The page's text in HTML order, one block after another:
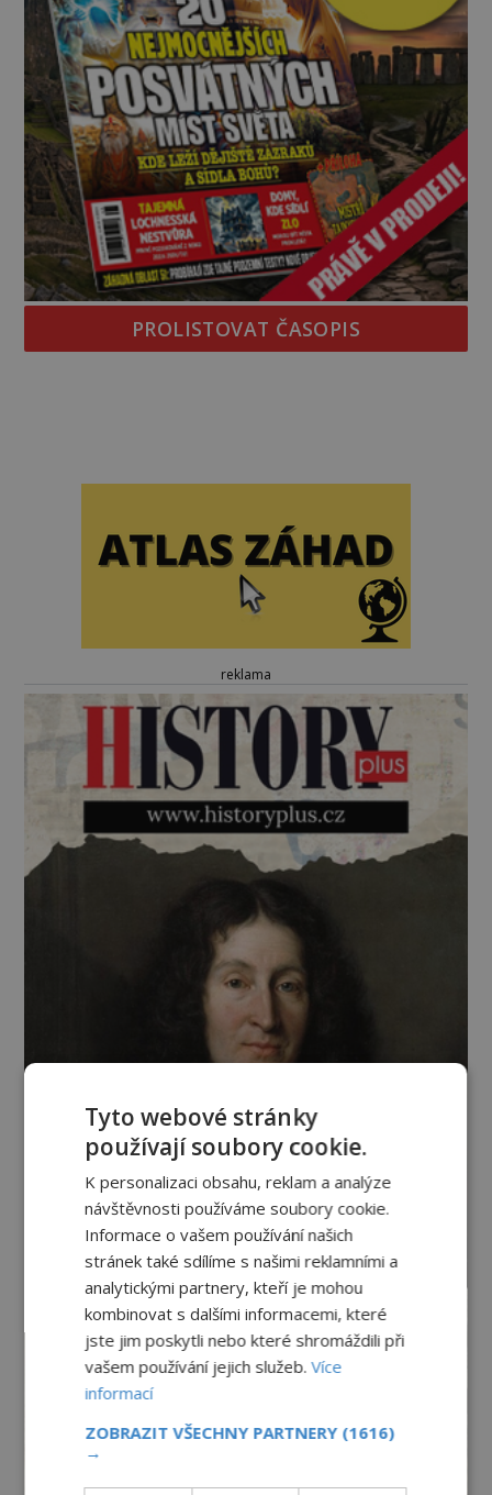
PROLISTOVAT ČASOPIS
reklama
Tyto webové stránky
používají soubory cookie.
K personalizaci obsahu, reklam a analýze
návštěvnosti používáme soubory cookie.
Informace o vašem používání našich
stránek také sdílíme s našimi reklamními a
analytickými partnery, kteří je mohou
kombinovat s dalšími informacemi, které
jste jim poskytli nebo které shromáždili při
vašem používání jejich služeb.Více
informací
ZOBRAZIT VŠECHNY PARTNERY (1616)
→